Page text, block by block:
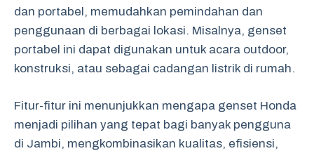
dan portabel, memudahkan pemindahan dan
penggunaan di berbagai lokasi. Misalnya, genset
portabel ini dapat digunakan untuk acara outdoor,
konstruksi, atau sebagai cadangan listrik di rumah.
Fitur-fitur ini menunjukkan mengapa genset Honda
menjadi pilihan yang tepat bagi banyak pengguna
di Jambi, mengkombinasikan kualitas, efisiensi,